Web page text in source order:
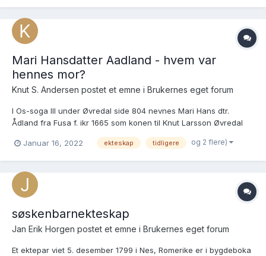
Mari Hansdatter Aadland - hvem var
hennes mor?
Knut S. Andersen postet et emne i Brukernes eget forum
I Os-soga III under Øvredal side 804 nevnes Mari Hans dtr.
Ådland fra Fusa f. ikr 1665 som konen til Knut Larsson Øvredal
https://www.nb.no/items/638162baaef7043997323b9710d633f8?
er Hans Jørgensen A...
Januar 16, 2022 ekteskap tidligere og 2 flere)
søskenbarnekteskap
Jan Erik Horgen postet et emne i Brukernes eget forum
Et ektepar viet 5. desember 1799 i Nes, Romerike er i bygdeboka